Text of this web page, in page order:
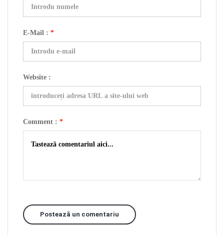
E-Mail : *
Website :
Comment : *
Postează un comentariu